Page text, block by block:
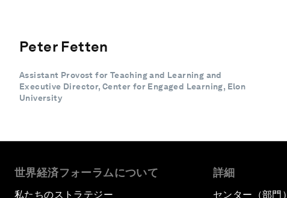
Peter Fetten
Assistant Provost for Teaching and Learning and
Executive Director, Center for Engaged Learning, Elon
University
世界経済フォーラムについて
私たちのストラテジー
詳細
センター（部門）